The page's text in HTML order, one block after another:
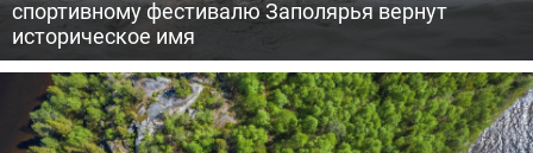
спортивному фестивалю Заполярья вернут
историческое имя